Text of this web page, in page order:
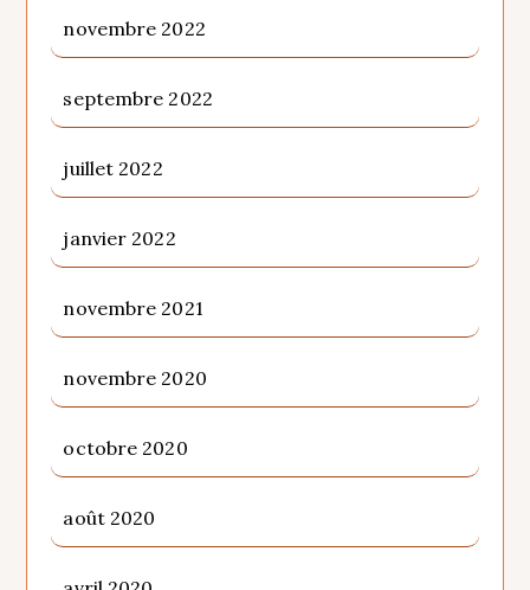
novembre 2022
septembre 2022
juillet 2022
janvier 2022
novembre 2021
novembre 2020
octobre 2020
août 2020